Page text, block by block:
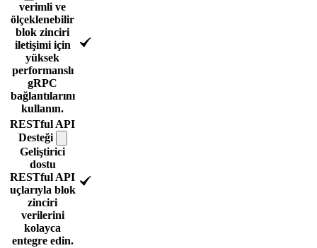
verimli ve
ölçeklenebilir
blok zinciri
iletişimi için
yüksek
performanslı
gRPC
bağlantılarını
kullanın.
RESTful API
Desteği
Geliştirici
dostu
RESTful API
uçlarıyla blok
zinciri
verilerini
kolayca
entegre edin.